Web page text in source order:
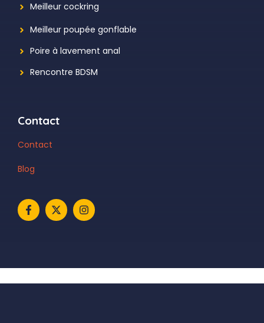
Meilleur cockring
Meilleur poupée gonflable
Poire à lavement anal
Rencontre BDSM
Contact
Contact
Blog